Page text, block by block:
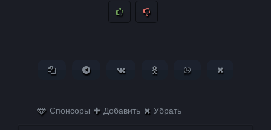
Копировать ссылкуПоделиться в Telegram
Поделиться ВКонтактеПоделиться в
Поделиться в
Спонсоры Добавить Убрать